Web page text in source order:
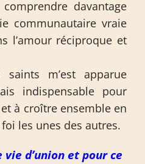
davantage
communautaire vraie
l’amour réciproque et
m’est apparue
indispensable pour
à croître ensemble en
les unes des autres.
d’union et pour ce